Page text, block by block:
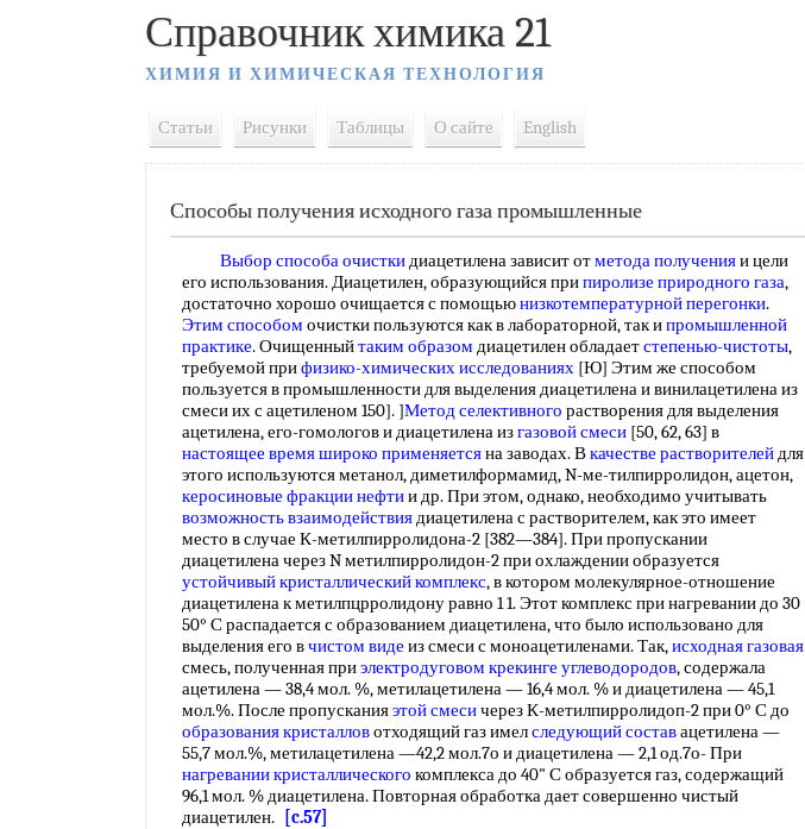
Справочник химика 21
ХИМИЯ И ХИМИЧЕСКАЯ ТЕХНОЛОГИЯ
Статьи Рисунки Таблицы О сайте English
Способы получения исходного газа промышленные
Выбор способа очисткидиацетилена зависит отметода полученияи цели
его использования. Диацетилен, образующийся припиролизе природного газа,
достаточно хорошо очищается с помощьюнизкотемпературной перегонки.
Этим способом очистки пользуются как в лабораторной, так ипромышленной
практике. Очищенныйтаким образом диацетилен обладаетстепенью-чистоты,
требуемой прифизико-химических исследованиях [Ю] Этим же способом
пользуется в промышленности для выделения диацетилена и винилацетилена из
смеси их с ацетиленом 150]. ]Метод селективного растворения для выделения
ацетилена, его-гомологов и диацетилена изгазовой смеси [50, 62, 63] в
настоящее времяшироко применяетсяна заводах. Вкачестве растворителейдля
этого используются метанол, диметилформамид, N-ме-тилпирролидон, ацетон,
керосиновые фракции нефтии др. При этом, однако, необходимо учитывать
возможность взаимодействиядиацетилена с растворителем, как это имеет
место в случае К-метилпирролидона-2 [382—384]. При пропускании
диацетилена через N метилпирролидон-2 при охлаждении образуется
устойчивый кристаллический комплекс, в котором молекулярное-отношение
диацетилена к метилпцрролидону равно 1 1. Этот комплекс при нагревании до 30
50° С распадается с образованием диацетилена, что было использовано для
выделения его вчистом виде из смеси с моноацетиленами. Так,исходная газовая
смесь, полученная приэлектродуговом крекинге углеводородов, содержала
ацетилена — 38,4 мол. %, метилацетилена — 16,4 мол. % и диацетилена — 45,1
мол.%. После пропусканияэтой смесичерез К-метилпирролидоп-2 при 0° С до
образования кристалловотходящий газ имелследующий составацетилена —
55,7 мол.%, метилацетилена —42,2 мол.7о и диацетилена — 2,1 од.7о- При
нагревании кристаллического комплекса до 40" С образуется газ, содержащий
96,1 мол. % диацетилена. Повторная обработка дает совершенно чистый
диацетилен.
[c.57]